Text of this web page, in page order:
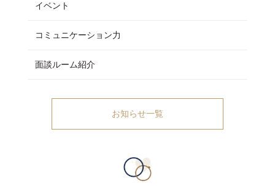
イベント
コミュニケーション力
面談ルーム紹介
お知らせ一覧